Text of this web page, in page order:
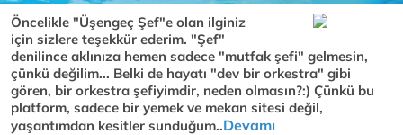
Öncelikle "Üşengeç Şef"e olan ilginiz
için sizlere teşekkür ederim. "Şef"
denilince aklınıza hemen sadece "mutfak şefi" gelmesin,
çünkü değilim... Belki de hayatı "dev bir orkestra" gibi
gören, bir orkestra şefiyimdir, neden olmasın?:) Çünkü bu
platform, sadece bir yemek ve mekan sitesi değil,
yaşantımdan kesitler sunduğum..Devamı